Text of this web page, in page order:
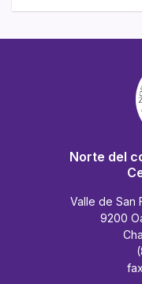
Norte del
Valle de San
9200